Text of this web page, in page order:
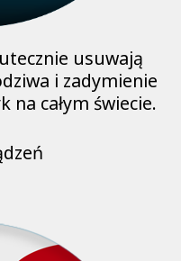
usuwają
i zadymienie
na całym świecie.